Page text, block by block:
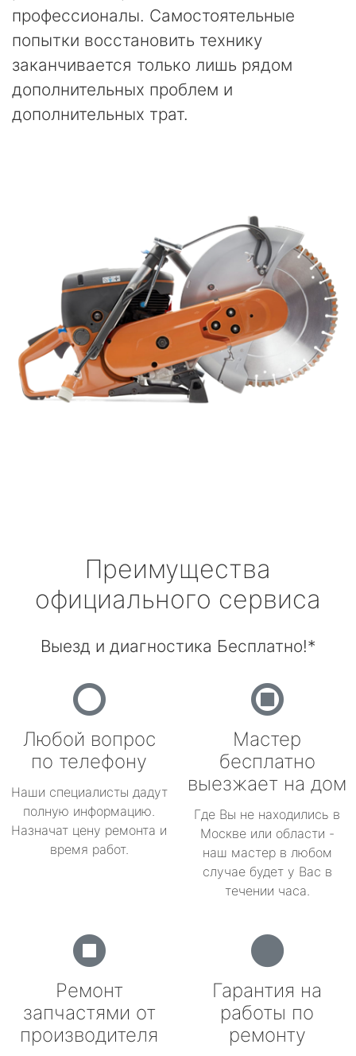
профессионалы. Самостоятельные
попытки восстановить технику
заканчивается только лишь рядом
дополнительных проблем и
дополнительных трат.
Преимущества
официального сервиса
Выезд и диагностика Бесплатно!*
Любой вопрос
по телефону
Наши специалисты дадут
полную информацию.
Назначат цену ремонта и
время работ.
Мастер
бесплатно
выезжает на дом
Где Вы не находились в
Москве или области -
наш мастер в любом
случае будет у Вас в
течении часа.
Ремонт
запчастями от
производителя
Гарантия на
работы по
ремонту